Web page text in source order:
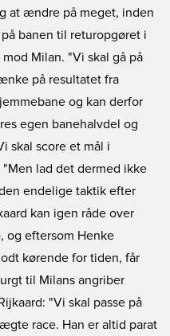
at ændre på meget, inden
banen til returopgøret i
Milan. "Vi skal gå på
på resultatet fra
og kan derfor
egen banehalvdel og
skal score et mål i
lad det dermed ikke
endelige taktik efter
kan igen råde over
og eftersom Henke
kørende for tiden, får
til Milans angriber
"Vi skal passe på
race. Han er altid parat